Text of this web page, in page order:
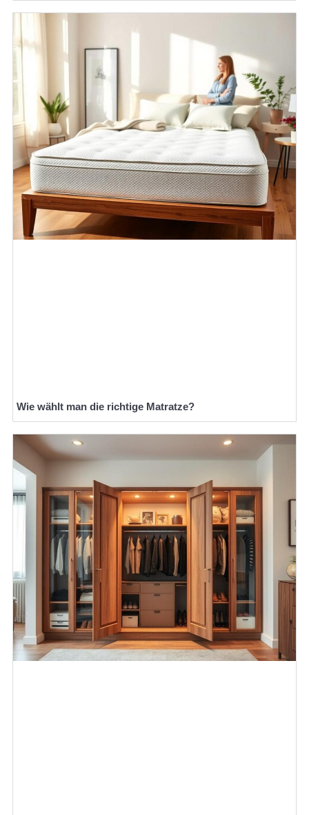
Wie wählt man die richtige Matratze?